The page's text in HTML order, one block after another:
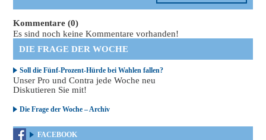
Kommentare (0)
Es sind noch keine Kommentare vorhanden!
DIE FRAGE DER WOCHE
Soll die Fünf-Prozent-Hürde bei Wahlen fallen?
Unser Pro und Contra jede Woche neu
Diskutieren Sie mit!
Die Frage der Woche – Archiv
FACEBOOK